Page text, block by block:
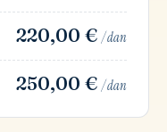
220,00 €/ dan
250,00 €/ dan